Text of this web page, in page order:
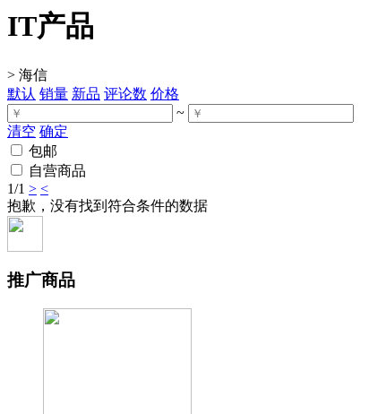
IT产品
> 海信
默认 销量 新品 评论数 价格
~
清空 确定
包邮
自营商品
1/1 > <
抱歉，没有找到符合条件的数据
推广商品